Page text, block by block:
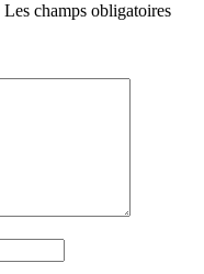
Les champs obligatoires